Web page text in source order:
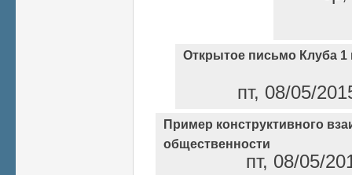
Открытое письмо Клуба
пт, 08/05/
Пример конструктивного
общественности
пт, 08/05/